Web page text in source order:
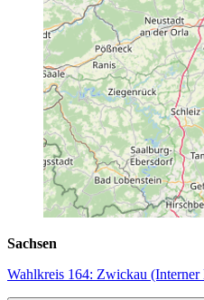
Sachsen
Wahlkreis 164: Zwickau